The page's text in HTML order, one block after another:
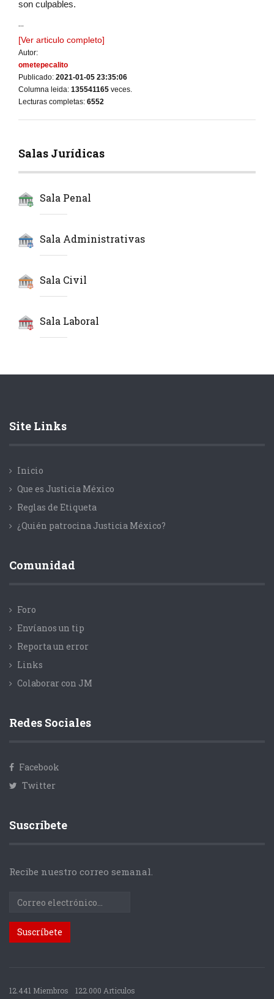
son culpables.
...
[Ver articulo completo]
Autor:
ometepecalito
Publicado: 2021-01-05 23:35:06
Columna leida: 135541165 veces.
Lecturas completas: 6552
Salas Jurídicas
Sala Penal
Sala Administrativas
Sala Civil
Sala Laboral
Site Links
Inicio
Que es Justicia México
Reglas de Etiqueta
¿Quién patrocina Justicia México?
Comunidad
Foro
Envíanos un tip
Reporta un error
Links
Colaborar con JM
Redes Sociales
Facebook
Twitter
Suscríbete
Recibe nuestro correo semanal.
12.441 Miembros 122.000 Articulos